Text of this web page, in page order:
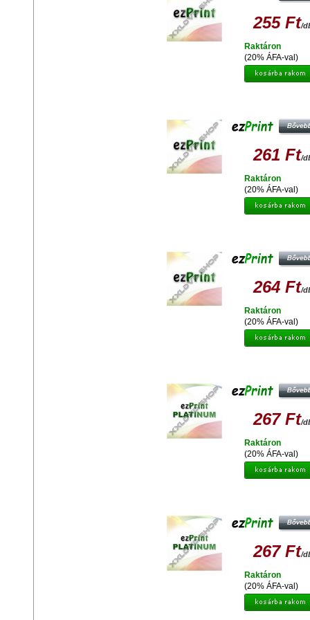
255 Ft/
(20% ÁFA-val)
Raktáron
261 Ft/
(20% ÁFA-val)
Raktáron
264 Ft/
(20% ÁFA-val)
Raktáron
267 Ft/
(20% ÁFA-val)
Raktáron
267 Ft/
(20% ÁFA-val)
Raktáron